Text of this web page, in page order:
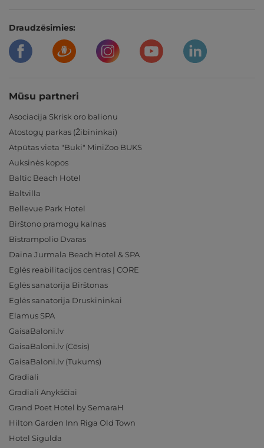
Draudzēsimies:
Mūsu partneri
Asociacija Skrisk oro balionu
Atostogų parkas (Žibininkai)
Atpūtas vieta "Buki" MiniZoo BUKS
Auksinės kopos
Baltic Beach Hotel
Baltvilla
Bellevue Park Hotel
Birštono pramogų kalnas
Bistrampolio Dvaras
Daina Jurmala Beach Hotel & SPA
Eglės reabilitacijos centras | CORE
Eglės sanatorija Birštonas
Eglės sanatorija Druskininkai
Elamus SPA
GaisaBaloni.lv
GaisaBaloni.lv (Cēsis)
GaisaBaloni.lv (Tukums)
Gradiali
Gradiali Anykščiai
Grand Poet Hotel by SemaraH
Hilton Garden Inn Riga Old Town
Hotel Sigulda